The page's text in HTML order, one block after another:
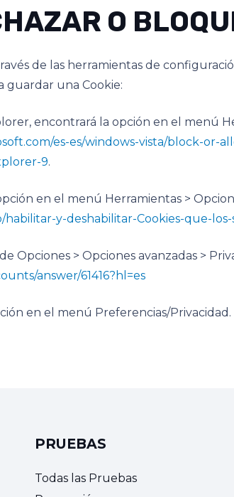
O
de las herramientas de
guardar una Cookie:
encontrará la opción en el menú
es-es/windows-vista/block-or-
9.
en el menú Herramientas >
y-deshabilitar-Cookies-que-los-
Opciones > Opciones avanzadas >
answer/61416?hl=es
en el menú Preferencias/Privacidad.
PRUEBAS
Todas las Pruebas